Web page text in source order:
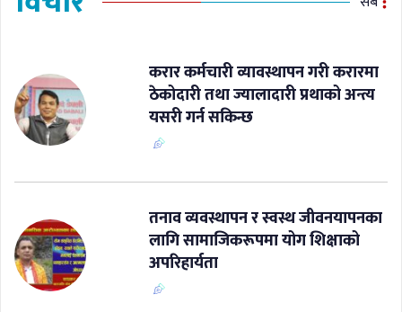
करार कर्मचारी व्यावस्थापन गरी करारमा
ठेकोदारी तथा ज्यालादारी प्रथाको अन्त्य
यसरी गर्न सकिन्छ
​तनाव व्यवस्थापन र स्वस्थ जीवनयापनका
लागि सामाजिकरूपमा योग शिक्षाको
अपरिहार्यता